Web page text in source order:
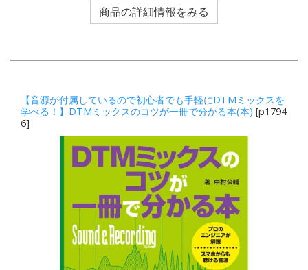
商品の詳細情報をみる
【音源が付属しているので初心者でも手軽にDTMミックスを
学べる！】DTMミックスのコツが一冊で分かる本(本) [p1794
6]